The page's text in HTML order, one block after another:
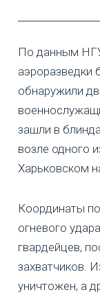
По данным
обнаружили
зашли в
возле одного
Харьковском
Координаты
огневого
гвардейцев,
захватчиков.
уничтожен, а